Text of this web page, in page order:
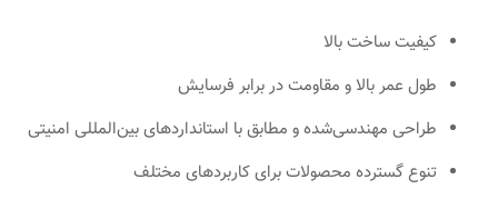
کیفیت ساخت بالا
طول عمر بالا و مقاومت در برابر فرسایش
طراحی مهندسی‌شده و مطابق با استانداردهای بین‌المللی امنیتی
تنوع گسترده محصولات برای کاربردهای مختلف